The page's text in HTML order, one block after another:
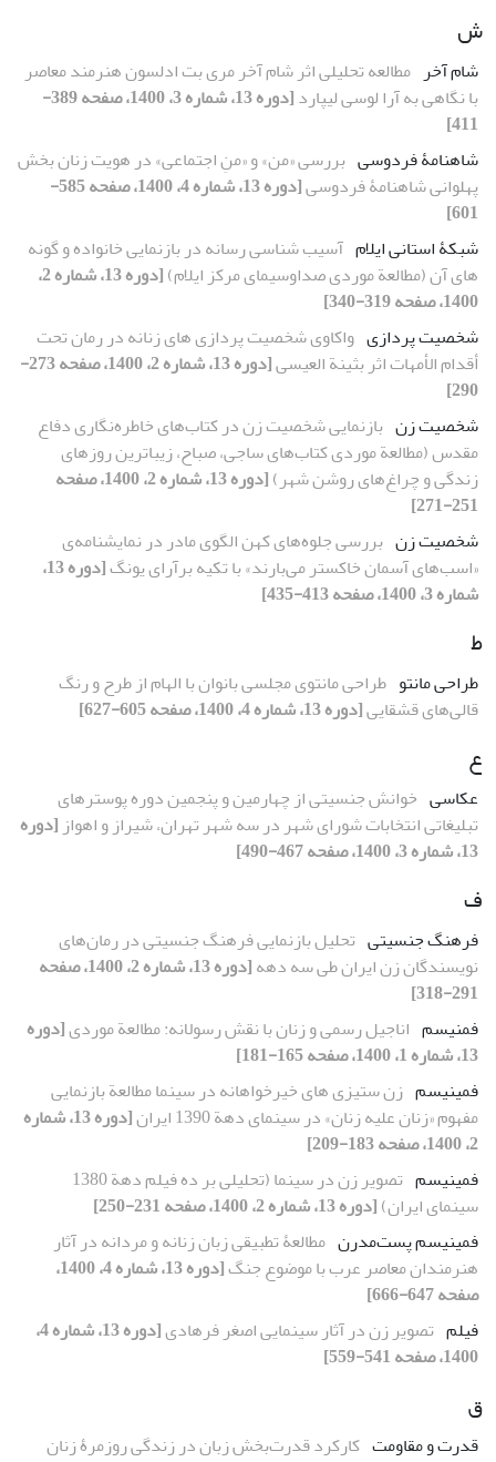
ش
شام آخر مطالعه تحلیلی اثر شام آخر مری بت ادلسون هنرمند معاصر
با نگاهی به آرا لوسی لیپارد
[دوره 13، شماره 3، 1400، صفحه 389-
411]
شاهنامۀ فردوسی بررسی «من» و «منِ اجتماعی» در هویت زنان بخش
پهلوانی شاهنامۀ فردوسی
[دوره 13، شماره 4، 1400، صفحه 585-
601]
شبکۀ استانی ایلام آسیب‏ شناسی رسانه در بازنمایی خانواده و گونه
‏های آن (مطالعة موردی صداوسیمای مرکز ایلام)
[دوره 13، شماره 2،
1400، صفحه 319-340]
شخصیت ‏پردازی واکاوی شخصیت‏ پردازی‏ های زنانه در رمان تحت
أقدام الأمهات اثر بثینة ‌العیسی
[دوره 13، شماره 2، 1400، صفحه 273-
290]
شخصیت زن بازنمایی شخصیت زن در کتاب‌های خاطره‌نگاری دفاع
‌مقدس (مطالعة موردی کتاب‌های ساجی، صباح، زیباترین روزهای
زندگی و چراغ‌های روشن شهر)
[دوره 13، شماره 2، 1400، صفحه
251-271]
شخصیت زن بررسی جلوه‌های کهن الگوی مادر در نمایشنامه‌ی
«اسب‌های آسمان خاکستر می‌بارند» با تکیه برآرای یونگ
[دوره 13،
شماره 3، 1400، صفحه 413-435]
ط
طراحی مانتو طراحی مانتوی مجلسی بانوان با الهام از طرح و رنگ
قالی‌های قشقایی[دوره 13، شماره 4، 1400، صفحه 605-627]
ع
عکاسی خوانش جنسیتی از چهارمین و پنجمین دوره پوسترهای
تبلیغاتی انتخابات شورای شهر در سه شهر تهران، شیراز و اهواز [دوره
13، شماره 3، 1400، صفحه 467-490]
ف
فرهنگ جنسیتی تحلیل بازنمایی فرهنگ جنسیتی در رمان‌های
نویسندگان زن ایران طی سه دهه
[دوره 13، شماره 2، 1400، صفحه
291-318]
فمنیسم اناجیل رسمی و زنان با نقش رسولانه: مطالعة موردی[دوره
13، شماره 1، 1400، صفحه 165-181]
فمینیسم زن‏ ستیزی‏ های خیرخواهانه در سینما مطالعة بازنمایی
مفهوم «زنان علیه زنان» در سینمای دهة 1390 ایران
[دوره 13، شماره
2، 1400، صفحه 183-209]
فمینیسم
تصویر زن در سینما (تحلیلی بر ده فیلم دهة 1380
سینمای ایران)[دوره 13، شماره 2، 1400، صفحه 231-250]
فمینیسم پست‌‌مدرن مطالعۀ تطبیقی زبان زنانه و مردانه در آثار
هنرمندان معاصر عرب با موضوع جنگ
[دوره 13، شماره 4، 1400،
صفحه 647-666]
فیلم تصویر زن در آثار سینمایی اصغر فرهادی
[دوره 13، شماره 4،
1400، صفحه 541-559]
ق
قدرت و مقاومت کارکرد قدرت‌بخش زبان در زندگی روزمرۀ زنان